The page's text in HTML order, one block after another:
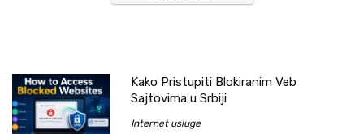
Kako Pristupiti Blokiranim Veb
Sajtovima u Srbiji
Internet usluge